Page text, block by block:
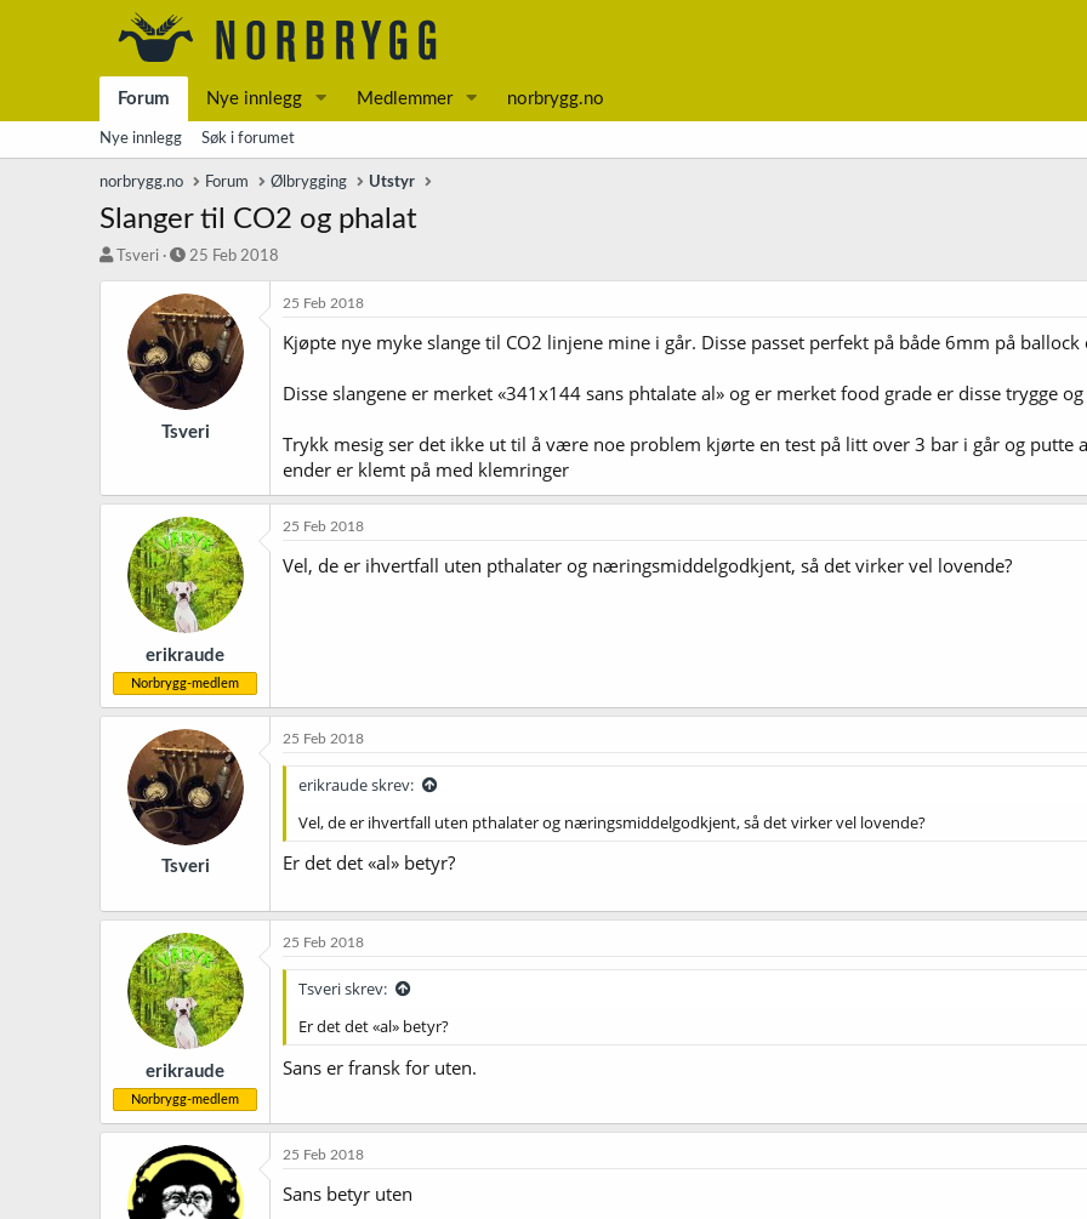
Forum Nye innlegg Medlemmer norbrygg.no
Nye innlegg Søk i forumet
norbrygg.no Forum Ølbrygging Utstyr
Slanger til CO2 og phalat
TTsveri
S
a
r
t
d
a
t
o
25 Feb 2018
Tsveri
25 Feb 2018
Kjøpte nye myke slange til CO2 linjene mine i går. Disse passet perfekt på både 6mm på
Disse slangene er merket «341x144 sans phtalate al» og er merket food grade er disse trygge
Trykk mesig ser det ikke ut til å være noe problem kjørte en test på litt over 3 bar i går og putte
ender er klemt på med klemringer
erikraude
Norbrygg-medlem
25 Feb 2018
Vel, de er ihvertfall uten pthalater og næringsmiddelgodkjent, så det virker vel lovende?
Tsveri
25 Feb 2018
erikraude skrev:
Vel, de er ihvertfall uten pthalater og næringsmiddelgodkjent, så det virker vel lovende?
Er det det «al» betyr?
erikraude
Norbrygg-medlem
25 Feb 2018
Tsveri skrev:
Er det det «al» betyr?
Sans er fransk for uten.
25 Feb 2018
Sans betyr uten